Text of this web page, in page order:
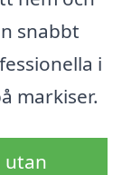
snabbt
i
markiser.
utan